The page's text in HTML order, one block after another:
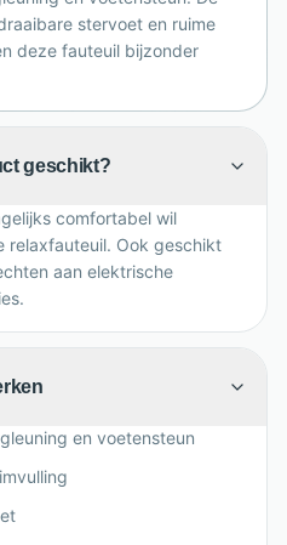
televisiekijken in huis.
stervoet en ruime
deze fauteuil bijzonder
geschikt?
comfortabel wil
relaxfauteuil. Ook geschikt
aan elektrische
en voetensteun